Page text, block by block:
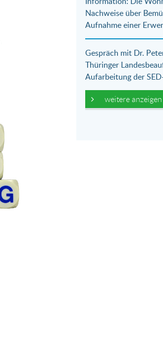
Nachweise über
Aufnahme einer
Gespräch mit Dr.
Thüringer
Aufarbeitung der
weitere anzeigen